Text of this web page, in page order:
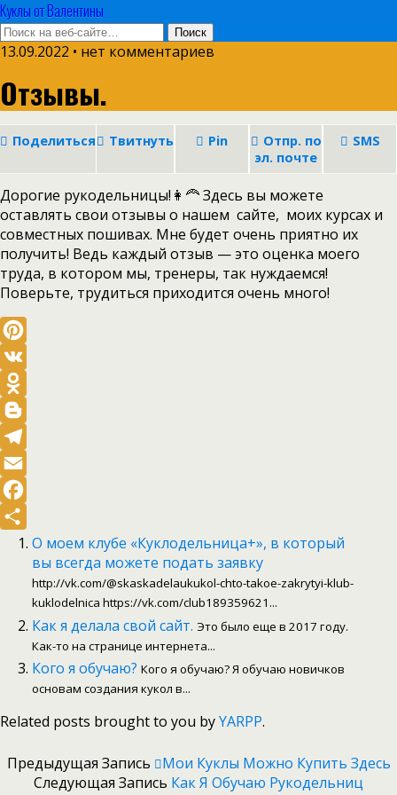
Куклы от Валентины
13.09.2022 • нет комментариев
Отзывы.
Поделиться Твитнуть Pin
Отпр. по
эл. почте
SMS
Дорогие рукодельницы!👩‍🦰 Здесь вы можете
оставлять свои отзывы о нашем сайте, моих курсах и
совместных пошивах. Мне будет очень приятно их
получить! Ведь каждый отзыв — это оценка моего
труда, в котором мы, тренеры, так нуждаемся!
Поверьте, трудиться приходится очень много!
Pinterest
VK
Odnoklassniki
Blogger
Telegram
Email
Facebook
Отправить
О моем клубе «Куклодельница+», в который
вы всегда можете подать заявку
http://vk.com/@skaskadelaukukol-chto-takoe-zakrytyi-klub-
kuklodelnica https://vk.com/club189359621...
Как я делала свой сайт. Это было еще в 2017 году.
Как-то на странице интернета...
Кого я обучаю? Кого я обучаю? Я обучаю новичков
основам создания кукол в...
Related posts brought to you byYARPP.
Предыдущая Запись
Мои Куклы Можно Купить Здесь
Следующая Запись Как Я Обучаю Рукодельниц